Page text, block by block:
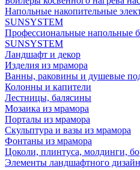
Напольные накопительные
SUNSYSTEM
Профессиональные напольные
SUNSYSTEM
Ландшафт и декор
Изделия из мрамора
Ванны, раковины и душевые
Колонны и капители
Лестницы, балясины
Мозаика из мрамора
Порталы из мрамора
Скульптура и вазы из мрамора
Фонтаны из мрамора
Цоколи, плинтуса, молдинги,
Элементы ландшафтного